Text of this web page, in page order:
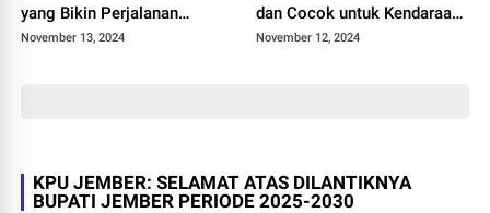
yang Bikin Perjalanan
Panjang Terasa Nyaman dan
November 13, 2024
dan Cocok untuk Kendaraan
Perjalanan Panjang
November 12, 2024
KPU JEMBER: SELAMAT ATAS DILANTIKNYA
BUPATI JEMBER PERIODE 2025-2030